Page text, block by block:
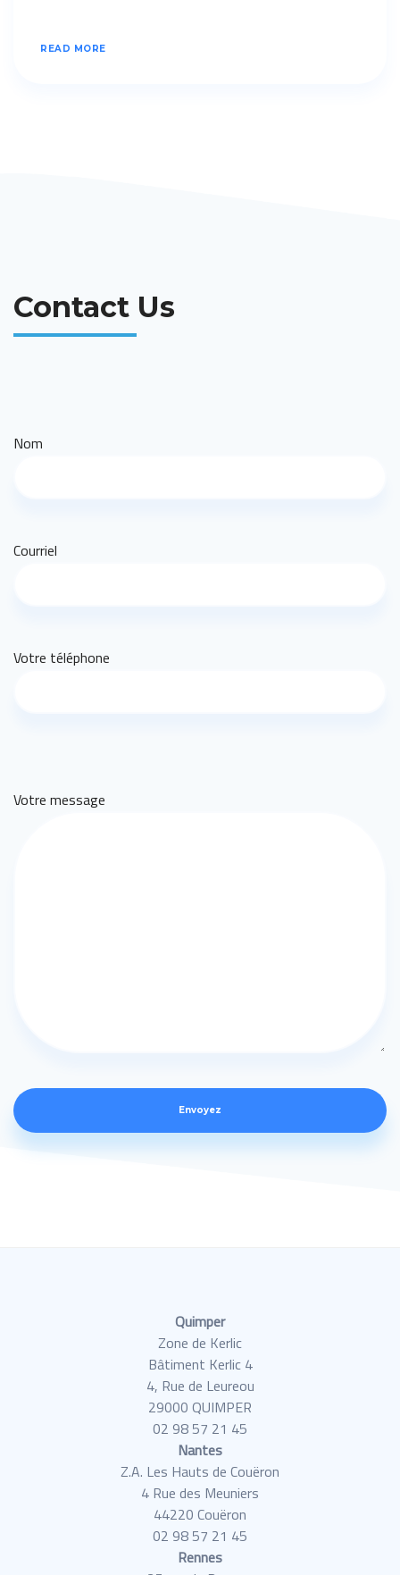
READ MORE
Contact Us
Nom
Courriel
Votre téléphone
Votre message
Quimper
Zone de Kerlic
Bâtiment Kerlic 4
4, Rue de Leureou
29000 QUIMPER
02 98 57 21 45
Nantes
Z.A. Les Hauts de Couëron
4 Rue des Meuniers
44220 Couëron
02 98 57 21 45
Rennes